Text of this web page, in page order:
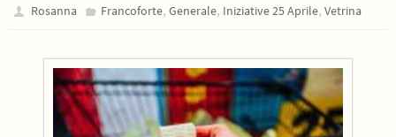
Rosanna Francoforte, Generale, Iniziative 25 Aprile, Vetrina